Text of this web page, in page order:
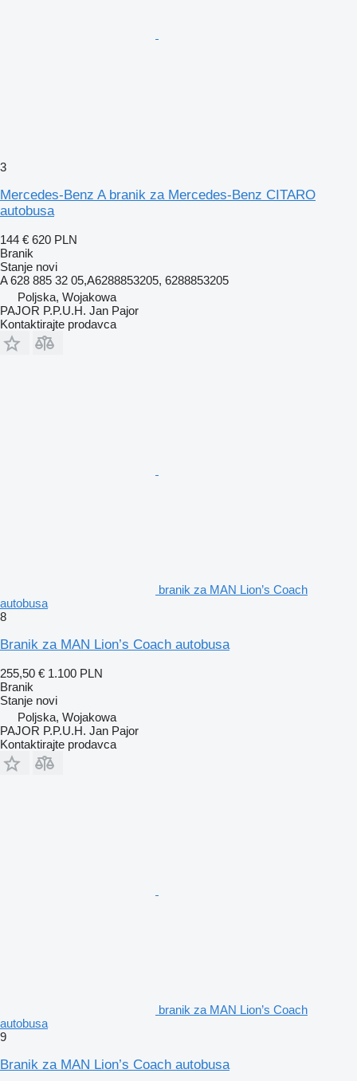
3
Mercedes-Benz A branik za Mercedes-Benz CITARO
autobusa
144 € 620 PLN
Branik
Stanje novi
A 628 885 32 05,A6288853205, 6288853205
Poljska, Wojakowa
PAJOR P.P.U.H. Jan Pajor
Kontaktirajte prodavca
branik za MAN Lion’s Coach
autobusa
8
Branik za MAN Lion’s Coach autobusa
255,50 € 1.100 PLN
Branik
Stanje novi
Poljska, Wojakowa
PAJOR P.P.U.H. Jan Pajor
Kontaktirajte prodavca
branik za MAN Lion’s Coach
autobusa
9
Branik za MAN Lion’s Coach autobusa